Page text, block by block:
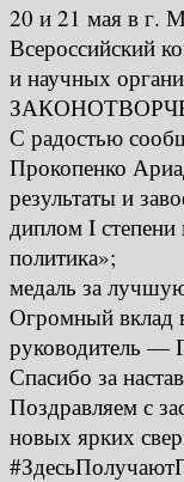
20 и 21 мая в г.
Всероссийский
и научных
С радостью
Прокопенко
результаты и
диплом I
политика»;
медаль за
Огромный вклад
руководитель —
Спасибо за
Поздравляем с
новых ярких